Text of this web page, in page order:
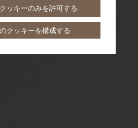
ッキーのみを許可する
クッキーを構成する